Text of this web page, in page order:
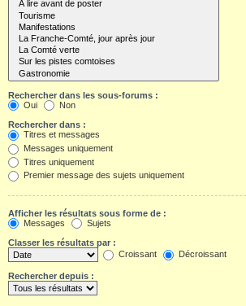
Rechercher dans les sous-forums :
Oui
Non
Rechercher dans :
Titres et messages
Messages uniquement
Titres uniquement
Premier message des sujets uniquement
Afficher les résultats sous forme de :
Messages
Sujets
Classer les résultats par :
Croissant
Décroissant
Rechercher depuis :